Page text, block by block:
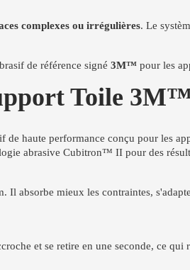
complexes ou irrégulières. Le
de référence signé 3M™ pour les
Toile
de haute performance conçu pour les
abrasive Cubitron™ II pour des
Il absorbe mieux les contraintes,
et se retire en une seconde, ce